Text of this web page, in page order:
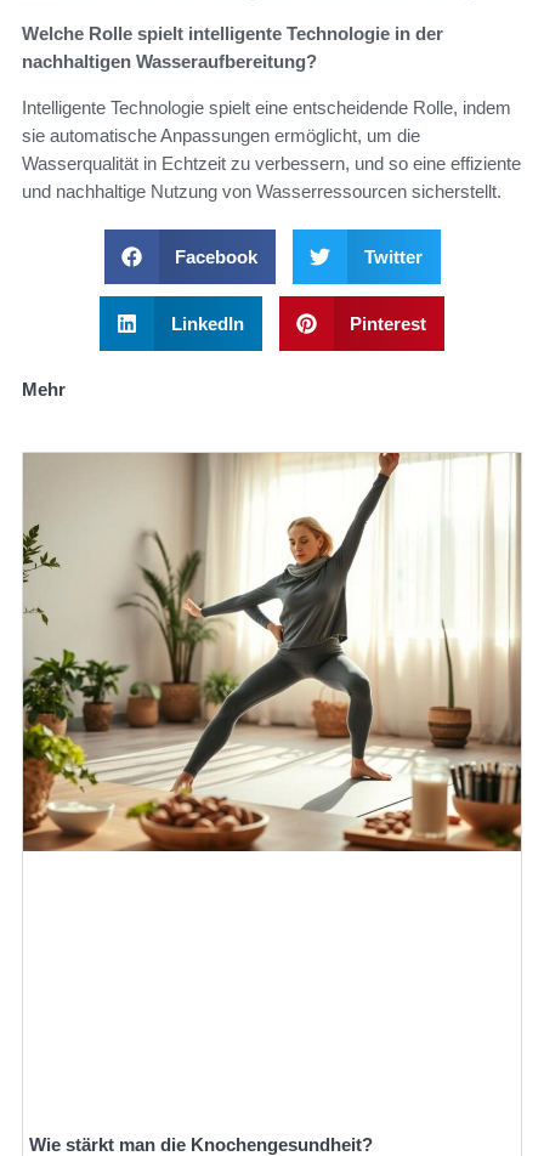
Welche Rolle spielt intelligente Technologie in der
nachhaltigen Wasseraufbereitung?
Intelligente Technologie spielt eine entscheidende Rolle, indem
sie automatische Anpassungen ermöglicht, um die
Wasserqualität in Echtzeit zu verbessern, und so eine effiziente
und nachhaltige Nutzung von Wasserressourcen sicherstellt.
Facebook Twitter
LinkedIn Pinterest
Mehr
Wie stärkt man die Knochengesundheit?